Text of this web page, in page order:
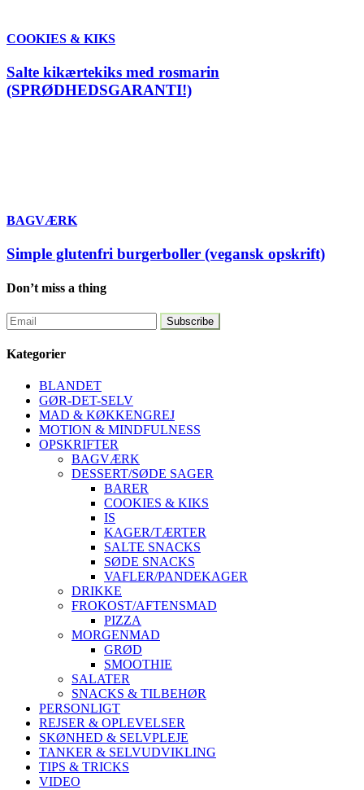
COOKIES & KIKS
Salte kikærtekiks med rosmarin
(SPRØDHEDSGARANTI!)
BAGVÆRK
Simple glutenfri burgerboller (vegansk opskrift)
Don’t miss a thing
Kategorier
BLANDET
GØR-DET-SELV
MAD & KØKKENGREJ
MOTION & MINDFULNESS
OPSKRIFTER
BAGVÆRK
DESSERT/SØDE SAGER
BARER
COOKIES & KIKS
IS
KAGER/TÆRTER
SALTE SNACKS
SØDE SNACKS
VAFLER/PANDEKAGER
DRIKKE
FROKOST/AFTENSMAD
PIZZA
MORGENMAD
GRØD
SMOOTHIE
SALATER
SNACKS & TILBEHØR
PERSONLIGT
REJSER & OPLEVELSER
SKØNHED & SELVPLEJE
TANKER & SELVUDVIKLING
TIPS & TRICKS
VIDEO